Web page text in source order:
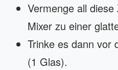
Vermenge all
Mixer zu einer
Trinke es dann vor
(1 Glas).